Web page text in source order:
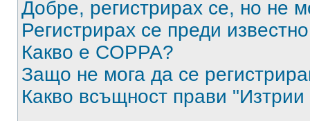
Добре, регистрирах се, но не
Регистрирах се преди
Какво е COPPA?
Защо не мога да се
Какво всъщност прави "Изтрии